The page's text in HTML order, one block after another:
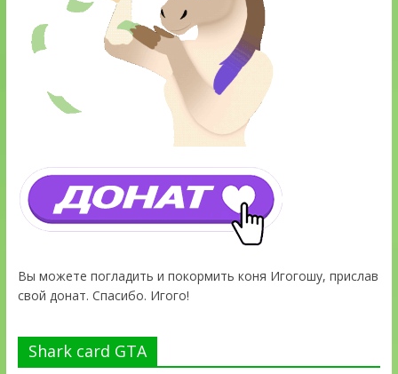
Вы можете погладить и покормить коня Игогошу, прислав
свой донат. Спасибо. Игого!
Shark card GTA